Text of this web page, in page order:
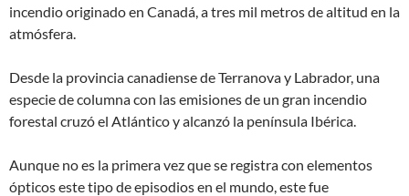
incendio originado en Canadá, a tres mil metros de altitud en la
atmósfera.
Desde la provincia canadiense de Terranova y Labrador, una
especie de columna con las emisiones de un gran incendio
forestal cruzó el Atlántico y alcanzó la península Ibérica.
Aunque no es la primera vez que se registra con elementos
ópticos este tipo de episodios en el mundo, este fue